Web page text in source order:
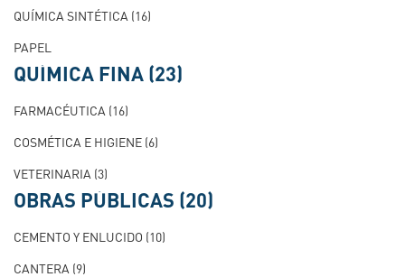
QUÍMICA SINTÉTICA (16)
PAPEL
QUÍMICA FINA (23)
FARMACÉUTICA (16)
COSMÉTICA E HIGIENE (6)
VETERINARIA (3)
OBRAS PÚBLICAS (20)
CEMENTO Y ENLUCIDO (10)
CANTERA (9)